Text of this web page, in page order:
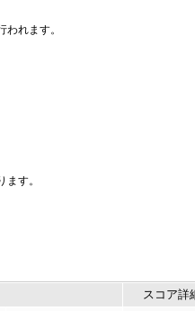
れます。
す。
スコア詳